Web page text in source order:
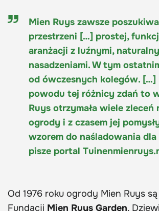
Mien Ruys zawsze
przestrzeni […] prostej,
aranżacji z luźnymi,
nasadzeniami. W tym
od ówczesnych kolegów. […]
powodu tej różnicy zdań to
Ruys otrzymała wiele
ogrody i z czasem jej
wzorem do naśladowania
pisze portal
Od 1976 roku ogrody Mien Ruys
Fundacji Mien Ruys Garden.